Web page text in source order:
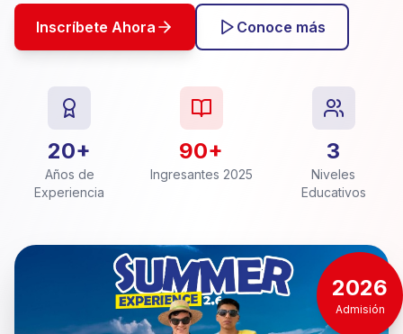
Inscríbete Ahora Conoce más
20+
Años de
Experiencia
90+
Ingresantes 2025
3
Niveles
Educativos
2026
Admisión